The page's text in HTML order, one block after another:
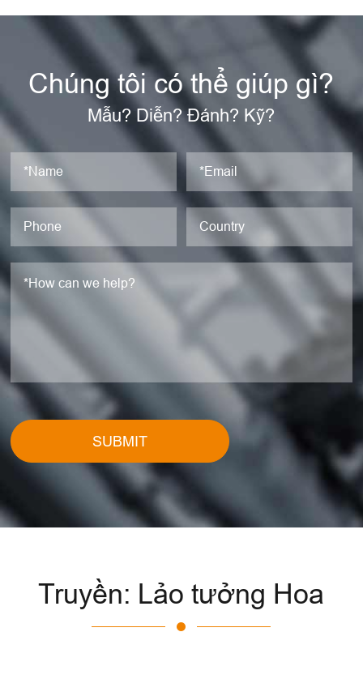
Chúng tôi có thể giúp gì?
Mẫu? Diễn? Đánh? Kỹ?
SUBMIT
Truyền: Lảo tưởng Hoa